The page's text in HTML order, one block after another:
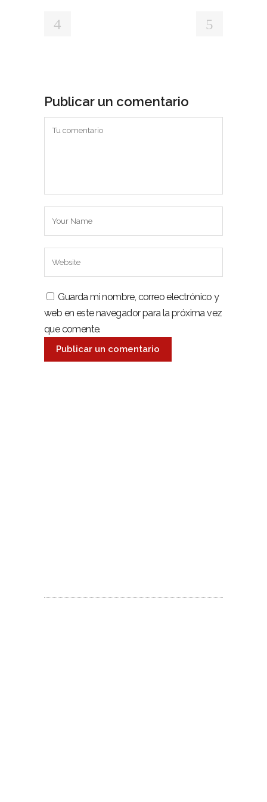
Publicar un comentario
Guarda mi nombre, correo electrónico y
web en este navegador para la próxima vez
que comente.